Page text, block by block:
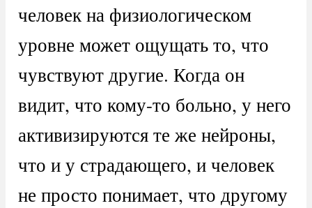
человек на физиологическом
уровне может ощущать то, что
чувствуют другие. Когда он
видит, что кому-то больно, у него
активизируются те же нейроны,
что и у страдающего, и человек
не просто понимает, что другому